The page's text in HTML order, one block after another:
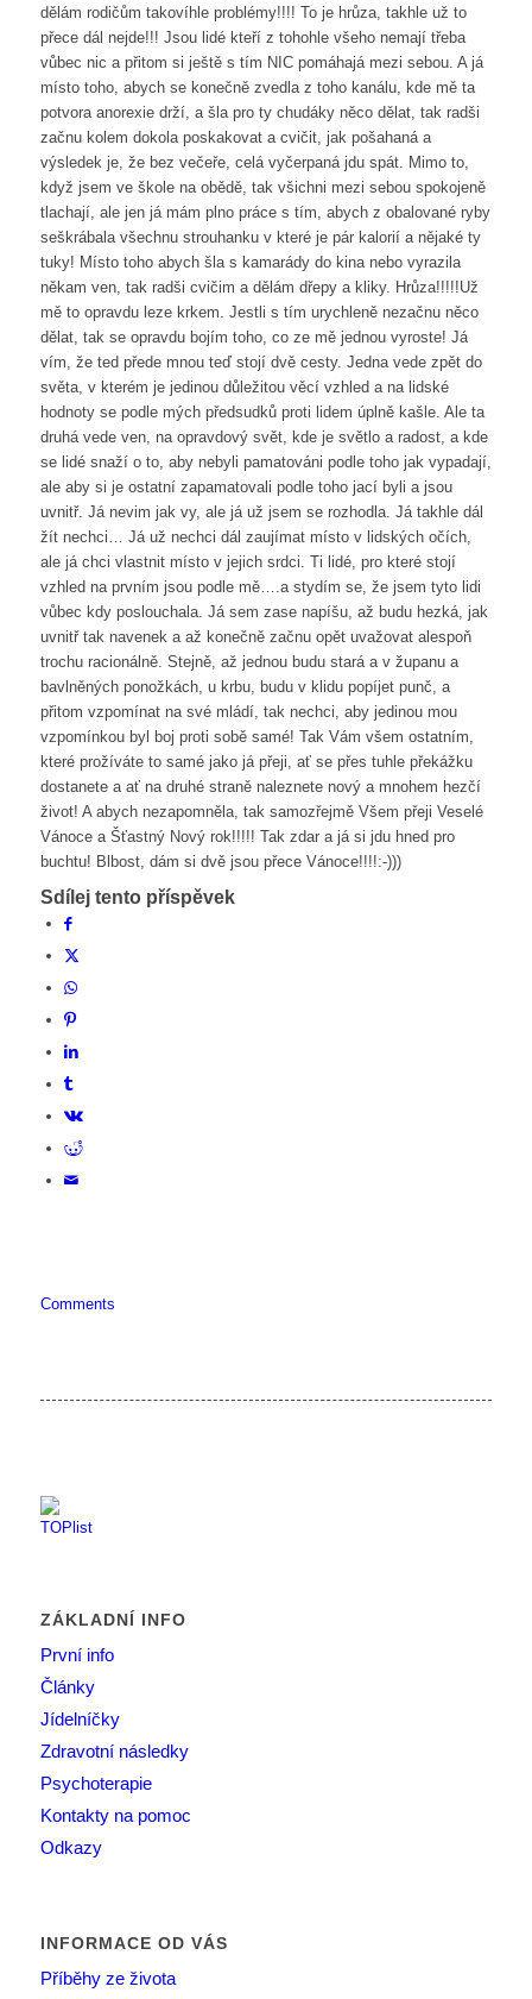
dělám rodičům takovíhle problémy!!!! To je hrůza, takhle už to
přece dál nejde!!! Jsou lidé kteří z tohohle všeho nemají třeba
vůbec nic a přitom si ještě s tím NIC pomáhajá mezi sebou. A já
místo toho, abych se konečně zvedla z toho kanálu, kde mě ta
potvora anorexie drží, a šla pro ty chudáky něco dělat, tak radši
začnu kolem dokola poskakovat a cvičit, jak pošahaná a
výsledek je, že bez večeře, celá vyčerpaná jdu spát. Mimo to,
když jsem ve škole na obědě, tak všichni mezi sebou spokojeně
tlachají, ale jen já mám plno práce s tím, abych z obalované ryby
seškrábala všechnu strouhanku v které je pár kalorií a nějaké ty
tuky! Místo toho abych šla s kamarády do kina nebo vyrazila
někam ven, tak radši cvičim a dělám dřepy a kliky. Hrůza!!!!!Už
mě to opravdu leze krkem. Jestli s tím urychleně nezačnu něco
dělat, tak se opravdu bojím toho, co ze mě jednou vyroste! Já
vím, že ted přede mnou teď stojí dvě cesty. Jedna vede zpět do
světa, v kterém je jedinou důležitou věcí vzhled a na lidské
hodnoty se podle mých předsudků proti lidem úplně kašle. Ale ta
druhá vede ven, na opravdový svět, kde je světlo a radost, a kde
se lidé snaží o to, aby nebyli pamatováni podle toho jak vypadají,
ale aby si je ostatní zapamatovali podle toho jací byli a jsou
uvnitř. Já nevim jak vy, ale já už jsem se rozhodla. Já takhle dál
žít nechci… Já už nechci dál zaujímat místo v lidských očích,
ale já chci vlastnit místo v jejich srdci. Ti lidé, pro které stojí
vzhled na prvním jsou podle mě….a stydím se, že jsem tyto lidi
vůbec kdy poslouchala. Já sem zase napíšu, až budu hezká, jak
uvnitř tak navenek a až konečně začnu opět uvažovat alespoň
trochu racionálně. Stejně, až jednou budu stará a v županu a
bavlněných ponožkách, u krbu, budu v klidu popíjet punč, a
přitom vzpomínat na své mládí, tak nechci, aby jedinou mou
vzpomínkou byl boj proti sobě samé! Tak Vám všem ostatním,
které prožíváte to samé jako já přeji, ať se přes tuhle překážku
dostanete a ať na druhé straně naleznete nový a mnohem hezčí
život! A abych nezapomněla, tak samozřejmě Všem přeji Veselé
Vánoce a Šťastný Nový rok!!!!! Tak zdar a já si jdu hned pro
buchtu! Blbost, dám si dvě jsou přece Vánoce!!!!:-)))
Sdílej tento příspěvek
Comments
ZÁKLADNÍ INFO
První info
Články
Jídelníčky
Zdravotní následky
Psychoterapie
Kontakty na pomoc
Odkazy
INFORMACE OD VÁS
Příběhy ze života